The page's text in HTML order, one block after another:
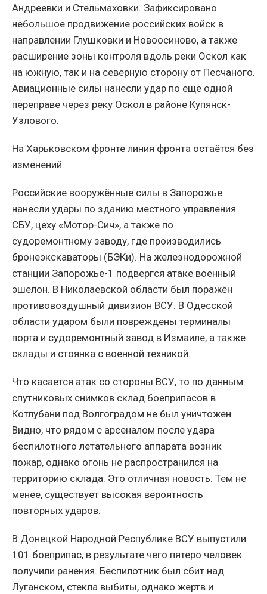
Андреевки и Стельмаховки. Зафиксировано
небольшое продвижение российских войск в
направлении Глушковки и Новоосиново, а также
расширение зоны контроля вдоль реки Оскол как
на южную, так и на северную сторону от Песчаного.
Авиационные силы нанесли удар по ещё одной
переправе через реку Оскол в районе Купянск-
Узлового.
На Харьковском фронте линия фронта остаётся без
изменений.
Российские вооружённые силы в Запорожье
нанесли удары по зданию местного управления
СБУ, цеху «Мотор-Сич», а также по
судоремонтному заводу, где производились
бронеэкскаваторы (БЭКи). На железнодорожной
станции Запорожье-1 подвергся атаке военный
эшелон. В Николаевской области был поражён
противовоздушный дивизион ВСУ. В Одесской
области ударом были повреждены терминалы
порта и судоремонтный завод в Измаиле, а также
склады и стоянка с военной техникой.
Что касается атак со стороны ВСУ, то по данным
спутниковых снимков склад боеприпасов в
Котлубани под Волгоградом не был уничтожен.
Видно, что рядом с арсеналом после удара
беспилотного летательного аппарата возник
пожар, однако огонь не распространился на
территорию склада. Это отличная новость. Тем не
менее, существует высокая вероятность
повторных ударов.
В Донецкой Народной Республике ВСУ выпустили
101 боеприпас, в результате чего пятеро человек
получили ранения. Беспилотник был сбит над
Луганском, стекла выбиты, однако жертв и